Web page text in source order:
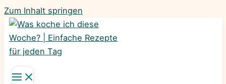
Zum Inhalt springen